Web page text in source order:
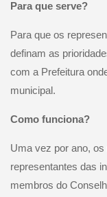
Para que serve?
Para que os
definam as
com a Prefeitura
municipal.
Como funciona?
Uma vez por ano,
representantes das
membros do